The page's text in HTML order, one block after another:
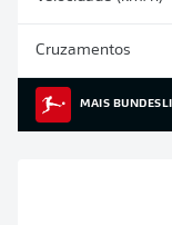
Cruzamentos
MAIS